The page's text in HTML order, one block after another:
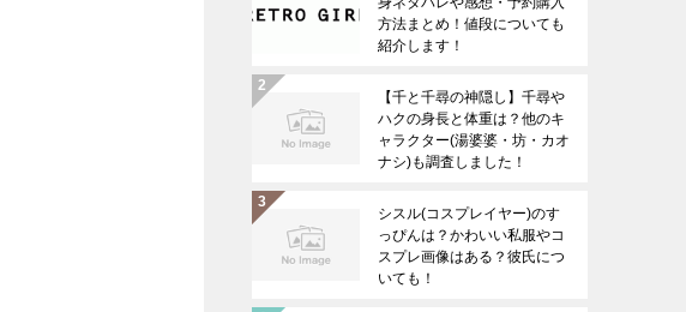
方法まとめ！値段についても
紹介します！
【千と千尋の神隠し】千尋や
ハクの身長と体重は？他のキ
ャラクター(湯婆婆・坊・カオ
ナシ)も調査しました！
シスル(コスプレイヤー)のす
っぴんは？かわいい私服やコ
スプレ画像はある？彼氏につ
いても！